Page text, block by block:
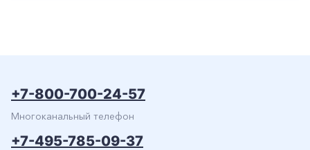
+7-800-700-24-57
Многоканальный телефон
+7-495-785-09-37